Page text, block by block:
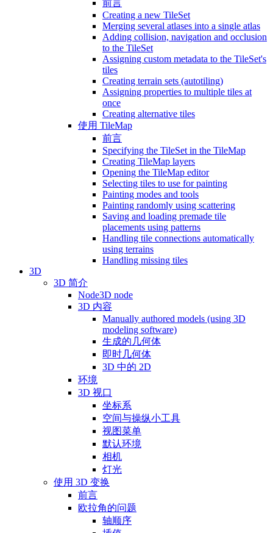
前言
Creating a new TileSet
Merging several atlases into a single atlas
Adding collision, navigation and occlusion
to the TileSet
Assigning custom metadata to the TileSet's
tiles
Creating terrain sets (autotiling)
Assigning properties to multiple tiles at
once
Creating alternative tiles
使用 TileMap
前言
Specifying the TileSet in the TileMap
Creating TileMap layers
Opening the TileMap editor
Selecting tiles to use for painting
Painting modes and tools
Painting randomly using scattering
Saving and loading premade tile
placements using patterns
Handling tile connections automatically
using terrains
Handling missing tiles
3D
3D 简介
Node3D node
3D 内容
Manually authored models (using 3D
modeling software)
生成的几何体
即时几何体
3D 中的 2D
环境
3D 视口
坐标系
空间与操纵小工具
视图菜单
默认环境
相机
灯光
使用 3D 变换
前言
欧拉角的问题
轴顺序